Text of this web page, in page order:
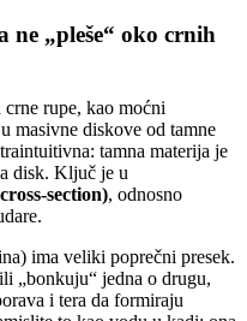
ne „pleše“ oko crnih
rupe, kao moćni
masivne diskove od tamne
tamna materija je
disk. Ključ je u
section), odnosno
ima veliki poprečni presek.
„bonkuju“ jedna o drugu,
i tera da formiraju